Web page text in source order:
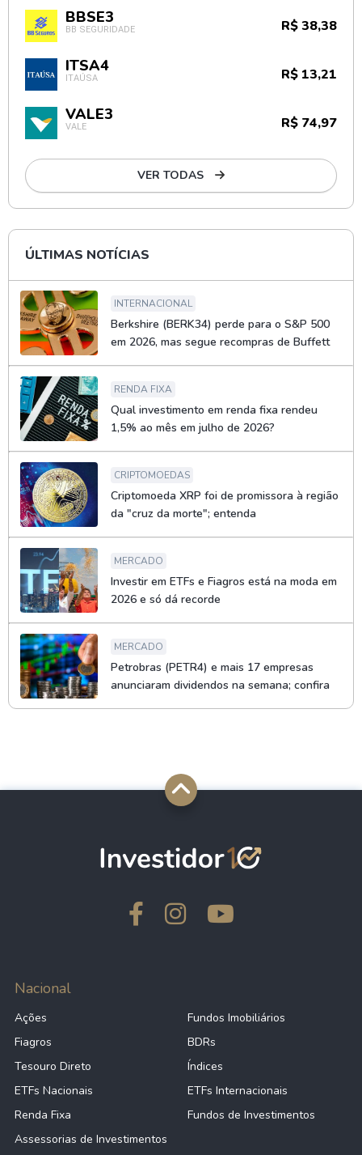
BBSE3
BB SEGURIDADE R$ 38,38
ITSA4
ITAÚSA R$ 13,21
VALE3
VALE R$ 74,97
VER TODAS
ÚLTIMAS NOTÍCIAS
INTERNACIONAL
Berkshire (BERK34) perde para o S&P 500
em 2026, mas segue recompras de Buffett
RENDA FIXA
Qual investimento em renda fixa rendeu
1,5% ao mês em julho de 2026?
CRIPTOMOEDAS
Criptomoeda XRP foi de promissora à região
da "cruz da morte"; entenda
MERCADO
Investir em ETFs e Fiagros está na moda em
2026 e só dá recorde
MERCADO
Petrobras (PETR4) e mais 17 empresas
anunciaram dividendos na semana; confira
Nacional
Ações
Fundos Imobiliários
Fiagros
BDRs
Tesouro Direto
Índices
ETFs Nacionais
ETFs Internacionais
Renda Fixa
Fundos de Investimentos
Assessorias de Investimentos